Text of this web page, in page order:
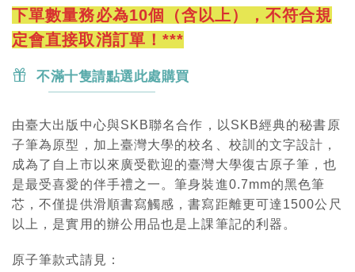
下單數量務必為10個（含以上），不符合規
定會直接取消訂單！***
不滿十隻請點選此處購買
由臺大出版中心與SKB聯名合作，以SKB經典的秘書原
子筆為原型，加上臺灣大學的校名、校訓的文字設計，
成為了自上市以來廣受歡迎的臺灣大學復古原子筆，也
是最受喜愛的伴手禮之一。筆身裝進0.7mm的黑色筆
芯，不僅提供滑順書寫觸感，書寫距離更可達1500公尺
以上，是實用的辦公用品也是上課筆記的利器。
原子筆款式請見：